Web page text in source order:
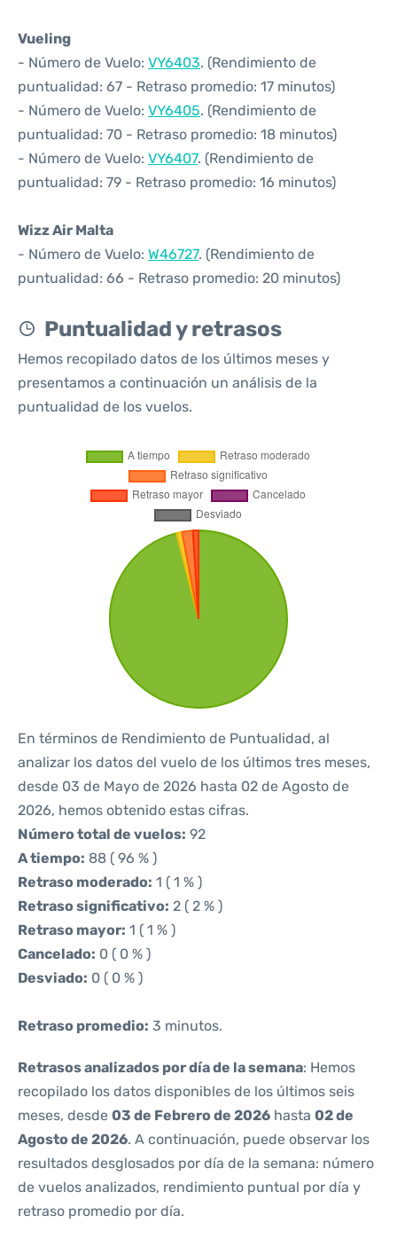
Vueling
- Número de Vuelo: VY6403. (Rendimiento de
puntualidad: 67 - Retraso promedio: 17 minutos)
- Número de Vuelo: VY6405. (Rendimiento de
puntualidad: 70 - Retraso promedio: 18 minutos)
- Número de Vuelo: VY6407. (Rendimiento de
puntualidad: 79 - Retraso promedio: 16 minutos)
Wizz Air Malta
- Número de Vuelo: W46727. (Rendimiento de
puntualidad: 66 - Retraso promedio: 20 minutos)
Puntualidad y retrasos
Hemos recopilado datos de los últimos meses y
presentamos a continuación un análisis de la
puntualidad de los vuelos.
En términos de Rendimiento de Puntualidad, al
analizar los datos del vuelo de los últimos tres meses,
desde 03 de Mayo de 2026 hasta 02 de Agosto de
2026, hemos obtenido estas cifras.
Número total de vuelos: 92
A tiempo: 88 ( 96 % )
Retraso moderado: 1 ( 1 % )
Retraso significativo: 2 ( 2 % )
Retraso mayor: 1 ( 1 % )
Cancelado: 0 ( 0 % )
Desviado: 0 ( 0 % )
Retraso promedio: 3 minutos.
Retrasos analizados por día de la semana: Hemos
recopilado los datos disponibles de los últimos seis
meses, desde 03 de Febrero de 2026 hasta 02 de
Agosto de 2026. A continuación, puede observar los
resultados desglosados por día de la semana: número
de vuelos analizados, rendimiento puntual por día y
retraso promedio por día.